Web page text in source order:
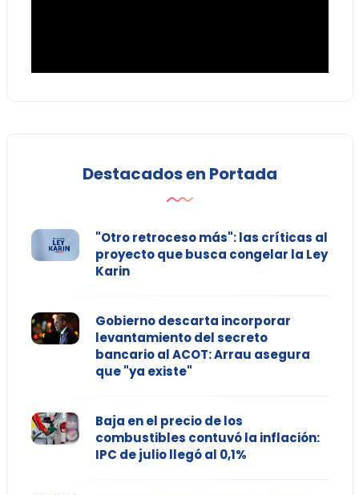
Destacados en Portada
"Otro retroceso más": las críticas al
proyecto que busca congelar la Ley
Karin
Gobierno descarta incorporar
levantamiento del secreto
bancario al ACOT: Arrau asegura
que "ya existe"
Baja en el precio de los
combustibles contuvó la inflación:
IPC de julio llegó al 0,1%